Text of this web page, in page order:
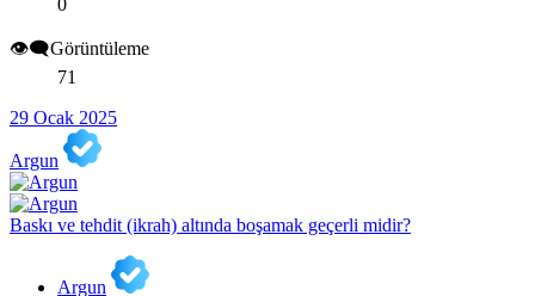
0
👁️‍🗨️Görüntüleme
71
29 Ocak 2025
Argun
Baskı ve tehdit (ikrah) altında boşamak geçerli midir?
Argun